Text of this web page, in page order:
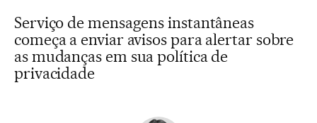
Serviço de mensagens instantâneas
começa a enviar avisos para alertar sobre
as mudanças em sua política de
privacidade